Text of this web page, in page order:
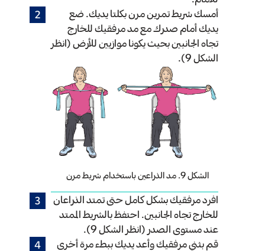
أمسك شريط تمرين مرن بكلتا يديك. ضع
يديك أمام صدرك مع مد مرفقيك للخارج
تجاه الجانبين بحيث يكونا موازيين للأرض (انظر
الشكل 9).
الشكل 9. مد الذراعين باستخدام شريط مرن
افرد مرفقيك بشكل كامل حتى تمتد الذراعان
للخارج تجاه الجانبين. احتفظ بالشريط الممتد
عند مستوى الصدر (انظر الشكل 9).
قم بثني مرفقيك وأعد يديك ببطء مرة أخرى